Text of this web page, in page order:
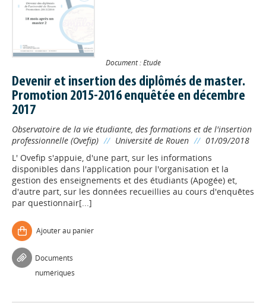
Document : Etude
Devenir et insertion des diplômés de master.
Promotion 2015-2016 enquêtée en décembre
2017
Observatoire de la vie étudiante, des formations et de l'insertion
professionnelle (Ovefip) // Université de Rouen // 01/09/2018
L' Ovefip s'appuie, d'une part, sur les informations
disponibles dans l'application pour l'organisation et la
gestion des enseignements et des étudiants (Apogée) et,
d'autre part, sur les données recueillies au cours d'enquêtes
par questionnair[...]
Ajouter au panier
Documents
numériques